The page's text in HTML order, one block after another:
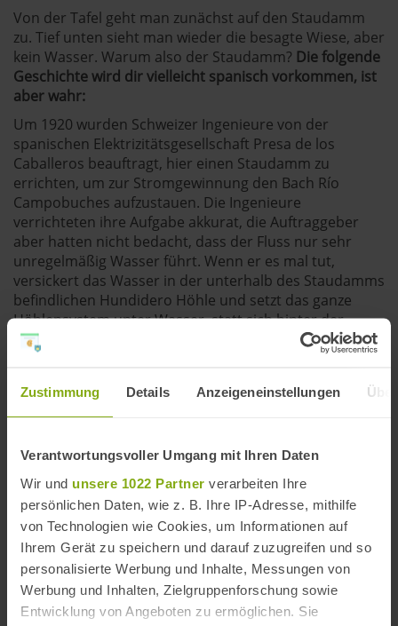
Zustimmung Details Anzeigeneinstellungen
Verantwortungsvoller Umgang mit Ihren Daten
Wir und unsere 1022 Partner verarbeiten Ihre
persönlichen Daten, wie z. B. Ihre IP-Adresse, mithilfe
von Technologien wie Cookies, um Informationen auf
Ihrem Gerät zu speichern und darauf zuzugreifen und so
personalisierte Werbung und Inhalte, Messungen von
Werbung und Inhalten, Zielgruppenforschung sowie
Entwicklung von Angeboten zu ermöglichen. Sie
Von der Tafel geht man zunächst auf den Staudamm
zu. Tief unten sieht man wieder die besagte Wiese, aber
kein Wasser. Warum also der Staudamm? Die folgende
Geschichte wird dir vielleicht spanisch vorkommen, ist
aber wahr:
Um 1920 wurden Schweizer Ingenieure von der
spanischen Elektrizitätsgesellschaft Presa de los
Caballeros beauftragt, hier einen Staudamm zu
errichten, um zur Stromgewinnung den Bach Río
Campobuches aufzustauen. Die Ingenieure
verrichteten ihre Aufgabe akkurat, die Auftraggeber
aber hatten nicht bedacht, dass der Fluss nur sehr
unregelmäßig Wasser führt. Wenn er es mal tut,
versickert das Wasser in der unterhalb des Staudamms
befindlichen Hundidero Höhle und setzt das ganze
Höhlensystem unter Wasser, statt sich hinter der
Mauer zu stauen. Somit musste das Projekt der
Stromgewinnung aus einem Stausee begraben werden,